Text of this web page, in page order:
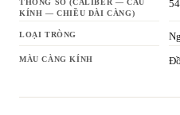
KÍNH — CHIỀU DÀI CÀNG)
LOẠI TRÒNG
MÀU CÀNG KÍNH